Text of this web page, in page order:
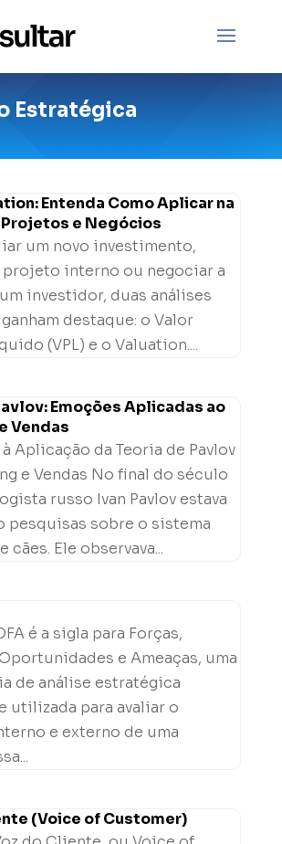
Estratégica
Entenda Como Aplicar na
e Negócios
um novo investimento,
projeto interno ou negociar a
investidor, duas análises
destaque: o Valor
(VPL) e o Valuation....
Emoções Aplicadas ao
Vendas
Aplicação da Teoria de Pavlov
e Vendas No final do século
russo Ivan Pavlov estava
pesquisas sobre o sistema
Ele observava...
é a sigla para Forças,
e Ameaças, uma
de análise estratégica
utilizada para avaliar o
e externo de uma
(Voice of Customer)